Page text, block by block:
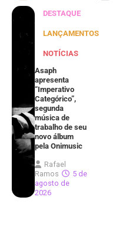
DESTAQUE
LANÇAMENTOS
NOTÍCIAS
Asaph
apresenta
“Imperativo
Categórico”,
segunda
música de
trabalho de seu
novo álbum
pela Onimusic
Rafael
Ramos
5 de
agosto de
2026